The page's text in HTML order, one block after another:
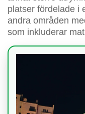
platser fördelade i
andra områden
som inkluderar